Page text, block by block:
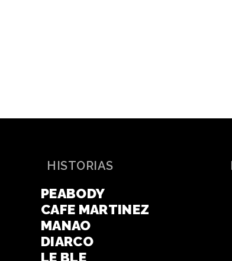
HISTORIAS
PEABODY
CAFE MARTINEZ
MANAO
DIARCO
LE BLE